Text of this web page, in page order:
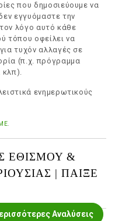
Αναλύσεις
που δημοσιεύουμε να
εγγυόμαστε την
λόγο αυτό κάθε
τόπου οφείλει να
τυχόν αλλαγές σε
(π.χ. πρόγραμμα
κλπ).
ενημερωτικούς
.
ΕΘΙΣΜΟΥ &
| ΠΑΙΞΕ